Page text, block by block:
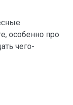
особенно про
чего-